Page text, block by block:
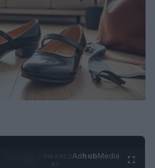
AdhubMedia